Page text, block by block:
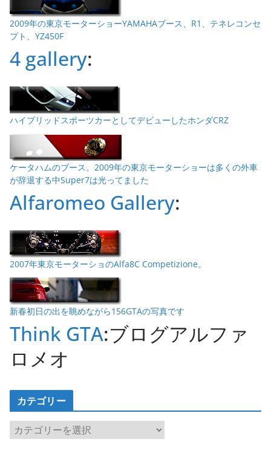
2009年の東京モーターショーYAMAHAブース、R1、テネレコンセ
プト、YZ450F
4 gallery:
ハイブリッドスポーツカーとしてデビューしたホンダCRZ
ケータハムのブース。2009年の東京モーターショーは多くの外車
が辞退する中Super7は光ってました
Alfaromeo Gallery:
2007年東京モーターショのAlfa8C Competizione。
新春初日の出を眺めながら156GTAの写真です
Think GTA:ブログアルファ
ロメオ
カテゴリー
カ
テ